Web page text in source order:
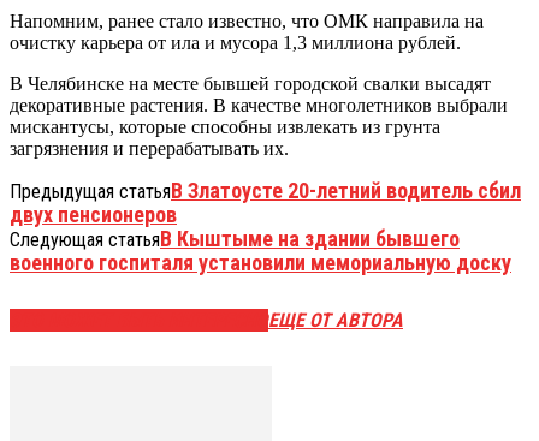
Напомним, ранее стало известно, что ОМК направила на
очистку карьера от ила и мусора 1,3 миллиона рублей.
В Челябинске на месте бывшей городской свалки высадят
декоративные растения. В качестве многолетников выбрали
мискантусы, которые способны извлекать из грунта
загрязнения и перерабатывать их.
Предыдущая статьяВ Златоусте 20-летний водитель сбил
двух пенсионеров
Следующая статьяВ Кыштыме на здании бывшего
военного госпиталя установили мемориальную доску
ЕЩЕ ОТ АВТОРА